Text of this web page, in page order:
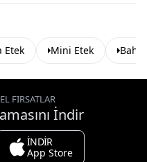
Etek Mini Etek
FIRSATLAR
İndir
İNDİR
App Store